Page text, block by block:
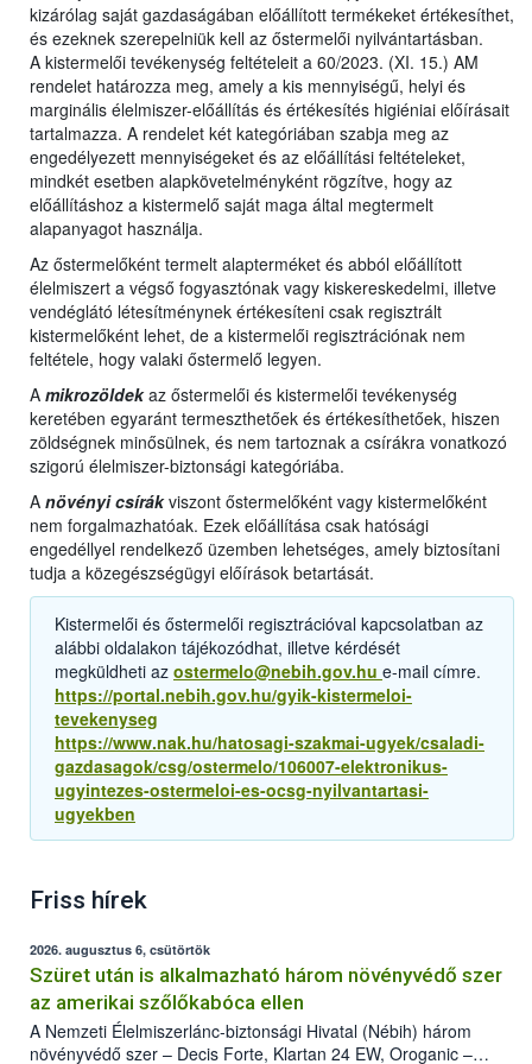
kizárólag saját gazdaságában előállított termékeket értékesíthet,
és ezeknek szerepelniük kell az őstermelői nyilvántartásban.
A kistermelői tevékenység feltételeit a 60/2023. (XI. 15.) AM
rendelet határozza meg, amely a kis mennyiségű, helyi és
marginális élelmiszer-előállítás és értékesítés higiéniai előírásait
tartalmazza. A rendelet két kategóriában szabja meg az
engedélyezett mennyiségeket és az előállítási feltételeket,
mindkét esetben alapkövetelményként rögzítve, hogy az
előállításhoz a kistermelő saját maga által megtermelt
alapanyagot használja.
Az őstermelőként termelt alapterméket és abból előállított
élelmiszert a végső fogyasztónak vagy kiskereskedelmi, illetve
vendéglátó létesítménynek értékesíteni csak regisztrált
kistermelőként lehet, de a kistermelői regisztrációnak nem
feltétele, hogy valaki őstermelő legyen.
A mikrozöldekaz őstermelői és kistermelői tevékenység
keretében egyaránt termeszthetőek és értékesíthetőek, hiszen
zöldségnek minősülnek, és nem tartoznak a csírákra vonatkozó
szigorú élelmiszer-biztonsági kategóriába.
A növényi csírákviszont őstermelőként vagy kistermelőként
nem forgalmazhatóak. Ezek előállítása csak hatósági
engedéllyel rendelkező üzemben lehetséges, amely biztosítani
tudja a közegészségügyi előírások betartását.
Kistermelői és őstermelői regisztrációval kapcsolatban az
alábbi oldalakon tájékozódhat, illetve kérdését
megküldheti az ostermelo@nebih.gov.hu e-mail címre.
https://portal.nebih.gov.hu/gyik-kistermeloi-
tevekenyseg
https://www.nak.hu/hatosagi-szakmai-ugyek/csaladi-
gazdasagok/csg/ostermelo/106007-elektronikus-
ugyintezes-ostermeloi-es-ocsg-nyilvantartasi-
ugyekben
Friss hírek
2026. augusztus 6, csütörtök
Szüret után is alkalmazható három növényvédő szer
az amerikai szőlőkabóca ellen
A Nemzeti Élelmiszerlánc-biztonsági Hivatal (Nébih) három
növényvédő szer – Decis Forte, Klartan 24 EW, Oroganic –